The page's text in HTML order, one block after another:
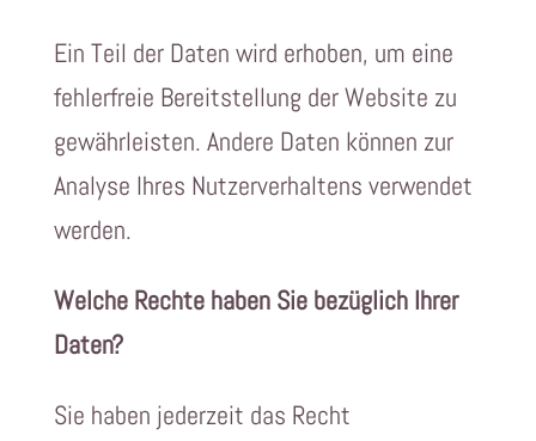
Ein Teil der Daten wird erhoben, um eine
fehlerfreie Bereitstellung der Website zu
gewährleisten. Andere Daten können zur
Analyse Ihres Nutzerverhaltens verwendet
werden.
Welche Rechte haben Sie bezüglich Ihrer
Daten?
Sie haben jederzeit das Recht